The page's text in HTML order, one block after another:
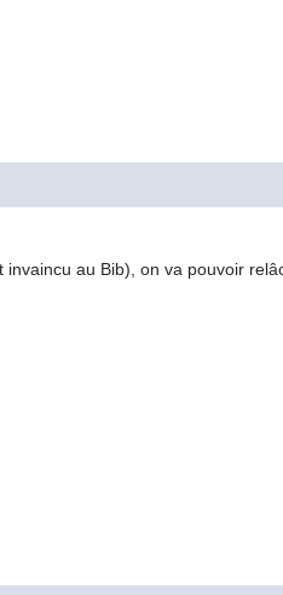
au Bib), on va pouvoir